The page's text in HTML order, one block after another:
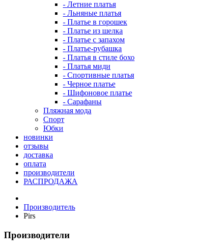
- Летние платья
- Льняные платья
- Платье в горошек
- Платье из шелка
- Платье с запахом
- Платье-рубашка
- Платья в стиле бохо
- Платья миди
- Спортивные платья
- Черное платье
- Шифоновое платье
- Сарафаны
Пляжная мода
Спорт
Юбки
новинки
отзывы
доставка
оплата
производители
РАСПРОДАЖА
Производитель
Pirs
Производители